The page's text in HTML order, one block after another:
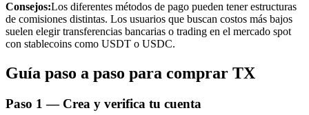
Inversión automática
Consejos:Los diferentes métodos de pago pueden tener estructuras
de comisiones distintas. Los usuarios que buscan costos más bajos
suelen elegir transferencias bancarias o trading en el mercado spot
con stablecoins como USDT o USDC.
Guía paso a paso para comprar TX
Paso 1 — Crea y verifica tu cuenta